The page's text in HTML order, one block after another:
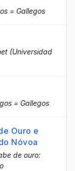
= Gallegos
(Universidad
= Gallegos
Ouro e
Nóvoa
de ouro: